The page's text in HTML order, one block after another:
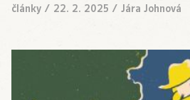
články / 22. 2. 2025 / Jára Johnová